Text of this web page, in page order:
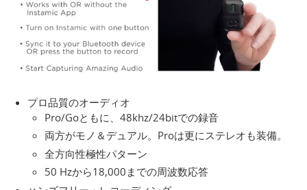
プロ品質のオーディオ
Pro/Goともに、48khz/24bitでの録音
両方がモノ＆デュアル。Proは更にステレオも装備。
全方向性極性パターン
50 Hzから18,000までの周波数応答